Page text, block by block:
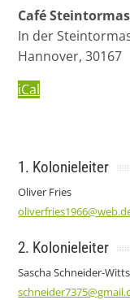
Café
In der
Hannover,30167
iCal
1. Kolonieleiter
Oliver Fries
2. Kolonieleiter
Sascha Schneider-